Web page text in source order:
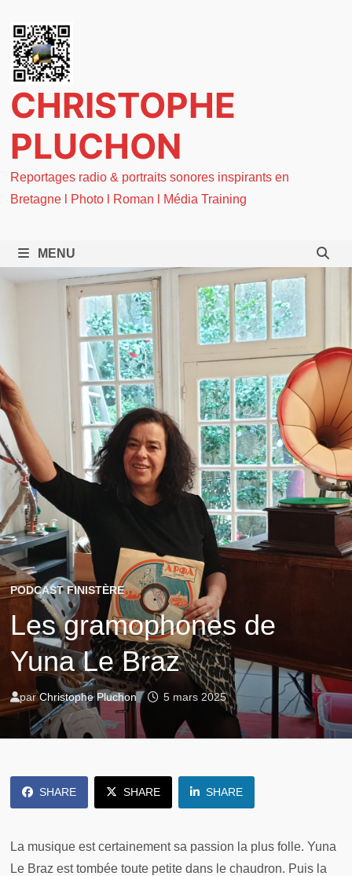
contenu
CHRISTOPHE
PLUCHON
Reportages radio & portraits sonores inspirants en
Bretagne l Photo l Roman l Média Training
MENU
PODCAST FINISTÈRE
Les gramophones de
Yuna Le Braz
parChristophe Pluchon 5 mars 2025
SHARE SHARE SHARE
La musique est certainement sa passion la plus folle. Yuna
Le Braz est tombée toute petite dans le chaudron. Puis la